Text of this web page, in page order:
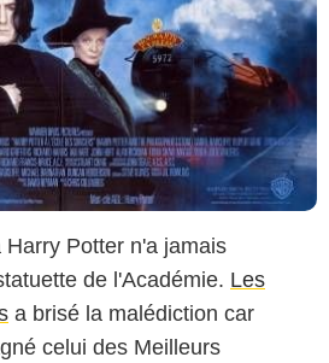
Potter n'a jamais
de l'Académie. Les
a brisé la malédiction car
celui des Meilleurs